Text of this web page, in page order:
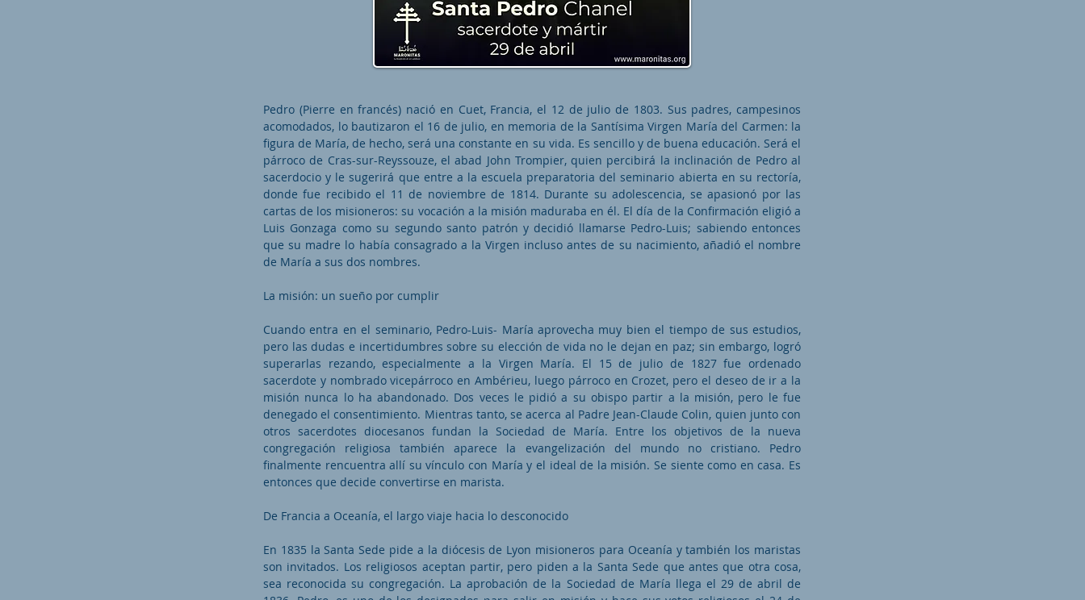
Pedro (Pierre en francés) nació en Cuet, Francia, el 12 de julio de 1803. Sus padres, campesinos
acomodados, lo bautizaron el 16 de julio, en memoria de la Santísima Virgen María del Carmen: la
figura de María, de hecho, será una constante en su vida. Es sencillo y de buena educación. Será el
párroco de Cras-sur-Reyssouze, el abad John Trompier, quien percibirá la inclinación de Pedro al
sacerdocio y le sugerirá que entre a la escuela preparatoria del seminario abierta en su rectoría,
donde fue recibido el 11 de noviembre de 1814. Durante su adolescencia, se apasionó por las
cartas de los misioneros: su vocación a la misión maduraba en él. El día de la Confirmación eligió a
Luis Gonzaga como su segundo santo patrón y decidió llamarse Pedro-Luis; sabiendo entonces
que su madre lo había consagrado a la Virgen incluso antes de su nacimiento, añadió el nombre
de María a sus dos nombres.
La misión: un sueño por cumplir
Cuando entra en el seminario, Pedro-Luis- María aprovecha muy bien el tiempo de sus estudios,
pero las dudas e incertidumbres sobre su elección de vida no le dejan en paz; sin embargo, logró
superarlas rezando, especialmente a la Virgen María. El 15 de julio de 1827 fue ordenado
sacerdote y nombrado vicepárroco en Ambérieu, luego párroco en Crozet, pero el deseo de ir a la
misión nunca lo ha abandonado. Dos veces le pidió a su obispo partir a la misión, pero le fue
denegado el consentimiento. Mientras tanto, se acerca al Padre Jean-Claude Colin, quien junto con
otros sacerdotes diocesanos fundan la Sociedad de María. Entre los objetivos de la nueva
congregación religiosa también aparece la evangelización del mundo no cristiano. Pedro
finalmente rencuentra allí su vínculo con María y el ideal de la misión. Se siente como en casa. Es
entonces que decide convertirse en marista.
De Francia a Oceanía, el largo viaje hacia lo desconocido
En 1835 la Santa Sede pide a la diócesis de Lyon misioneros para Oceanía y también los maristas
son invitados. Los religiosos aceptan partir, pero piden a la Santa Sede que antes que otra cosa,
sea reconocida su congregación. La aprobación de la Sociedad de María llega el 29 de abril de